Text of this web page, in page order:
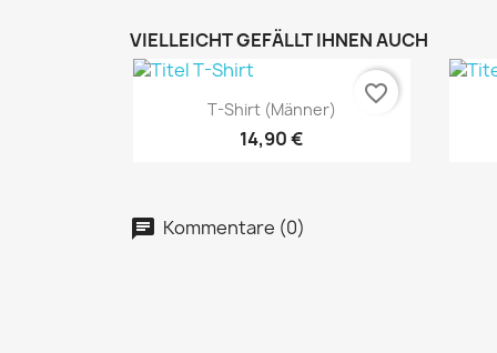
VIELLEICHT GEFÄLLT IHNEN AUCH
Vorschau
T-Shirt (Männer)
14,90 €
favorite_border
Kommentare (0)